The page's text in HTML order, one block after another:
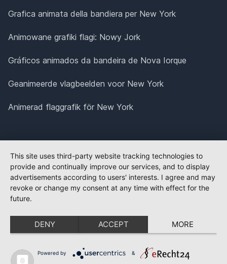
Grafica animata della bandiera per New York
Animowane grafiki flagi: Nowy Jork
Gráficos animados da bandeira de Nova Iorque
Geanimeerde vlagbeelden voor New York
Animerad flaggrafik för New York
This site uses third-party website tracking technologies to
provide and continually improve our services, and to display
advertisements according to users' interests. I agree and may
revoke or change my consent at any time with effect for the
future.
DENY ACCEPT MORE
Powered by &